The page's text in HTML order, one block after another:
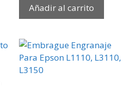
Añadir al carrito